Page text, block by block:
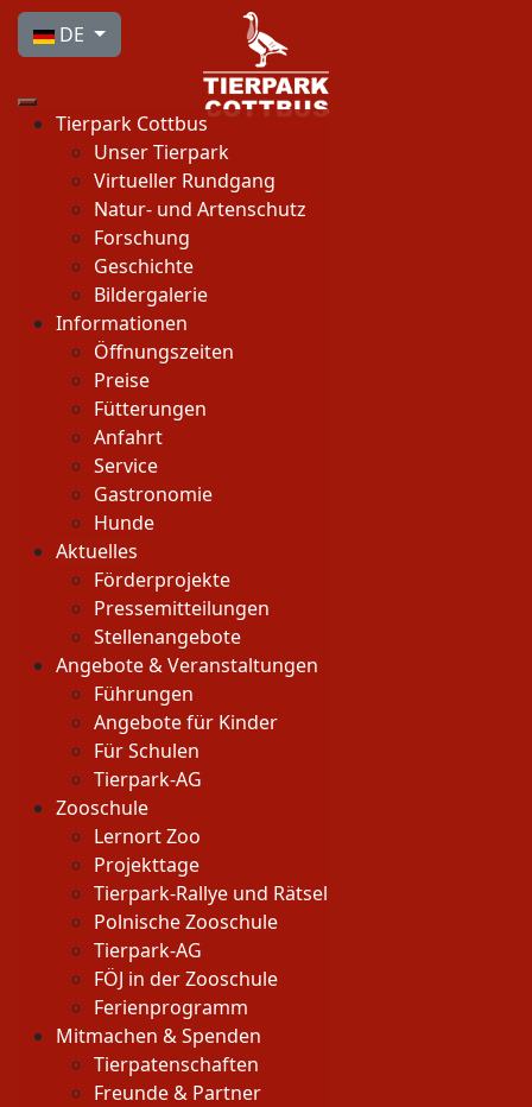
Sprache auswählen
DE
Tierpark Cottbus
Unser Tierpark
Virtueller Rundgang
Natur- und Artenschutz
Forschung
Geschichte
Bildergalerie
Informationen
Öffnungszeiten
Preise
Fütterungen
Anfahrt
Service
Gastronomie
Hunde
Aktuelles
Förderprojekte
Pressemitteilungen
Stellenangebote
Angebote & Veranstaltungen
Führungen
Angebote für Kinder
Für Schulen
Tierpark-AG
Zooschule
Lernort Zoo
Projekttage
Tierpark-Rallye und Rätsel
Polnische Zooschule
Tierpark-AG
FÖJ in der Zooschule
Ferienprogramm
Mitmachen & Spenden
Tierpatenschaften
Freunde & Partner